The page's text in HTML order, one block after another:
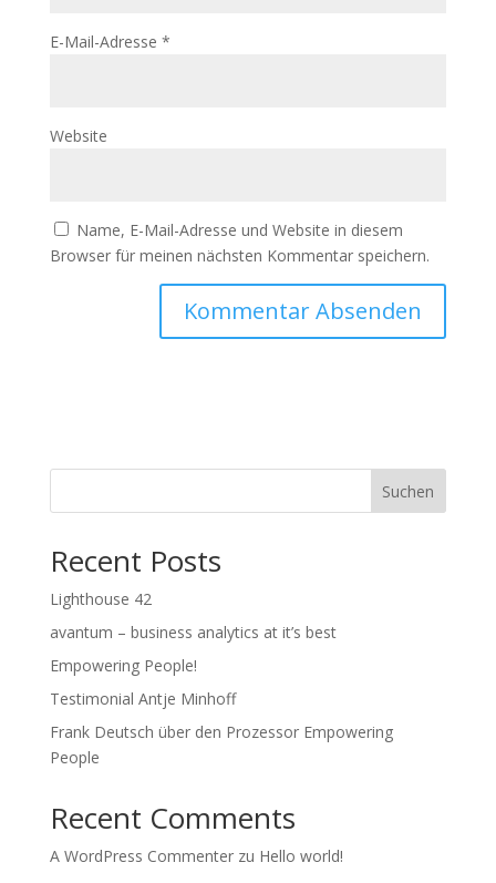
E-Mail-Adresse *
Website
Name, E-Mail-Adresse und Website in diesem
Browser für meinen nächsten Kommentar speichern.
Suchen
Recent Posts
Lighthouse 42
avantum – business analytics at it’s best
Empowering People!
Testimonial Antje Minhoff
Frank Deutsch über den Prozessor Empowering
People
Recent Comments
A WordPress Commenterzu Hello world!